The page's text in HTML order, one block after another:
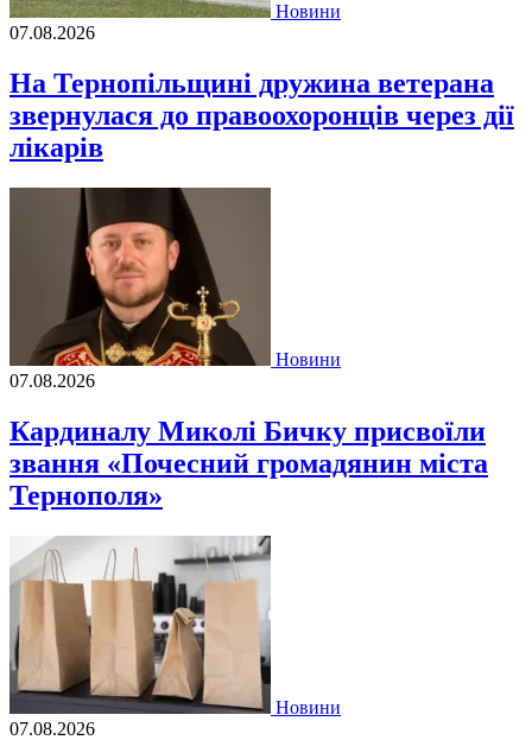
Новини
07.08.2026
На Тернопільщині дружина ветерана
звернулася до правоохоронців через дії
лікарів
Новини
07.08.2026
Кардиналу Миколі Бичку присвоїли
звання «Почесний громадянин міста
Тернополя»
Новини
07.08.2026